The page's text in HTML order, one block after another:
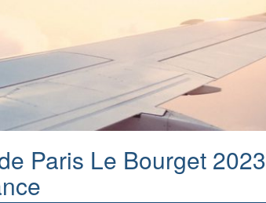
Paris Le Bourget 2023